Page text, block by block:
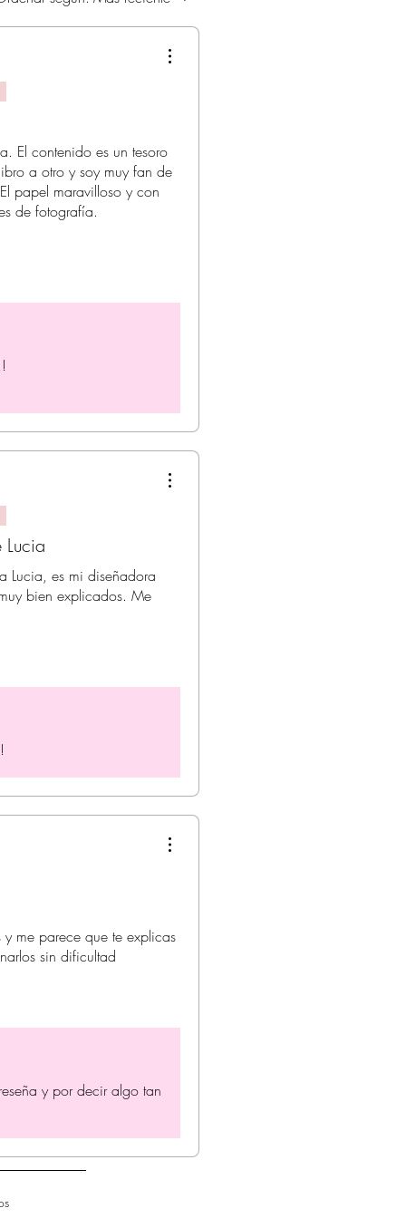
El contenido es un tesoro
a otro y soy muy fan de
papel maravilloso y con
de fotografía.
Lucia, es mi diseñadora
bien explicados. Me
me parece que te explicas
sin dificultad
y por decir algo tan